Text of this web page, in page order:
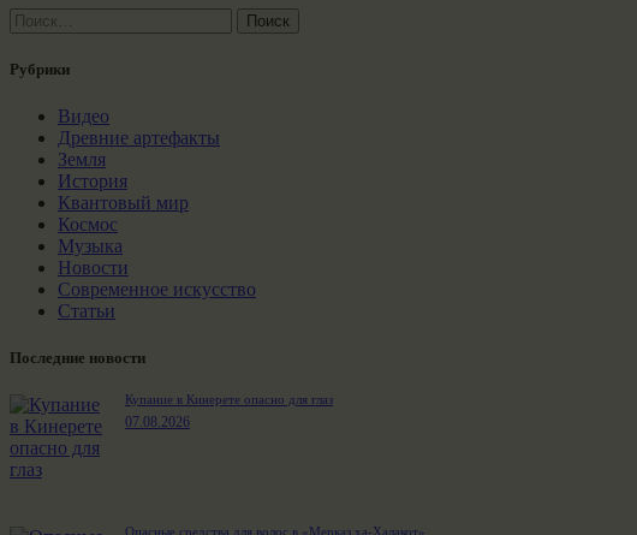
Найти:
Рубрики
Видео
Древние артефакты
Земля
История
Квантовый мир
Космос
Музыка
Новости
Современное искусство
Статьи
Последние новости
Купание в Кинерете опасно для глаз
07.08.2026
Опасные средства для волос в «Мерказ ха-Халакот»